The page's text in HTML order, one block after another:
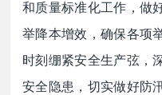
和质量标准化工作，做
举降本增效，确保各项
时刻绷紧安全生产弦，
安全隐患，切实做好防